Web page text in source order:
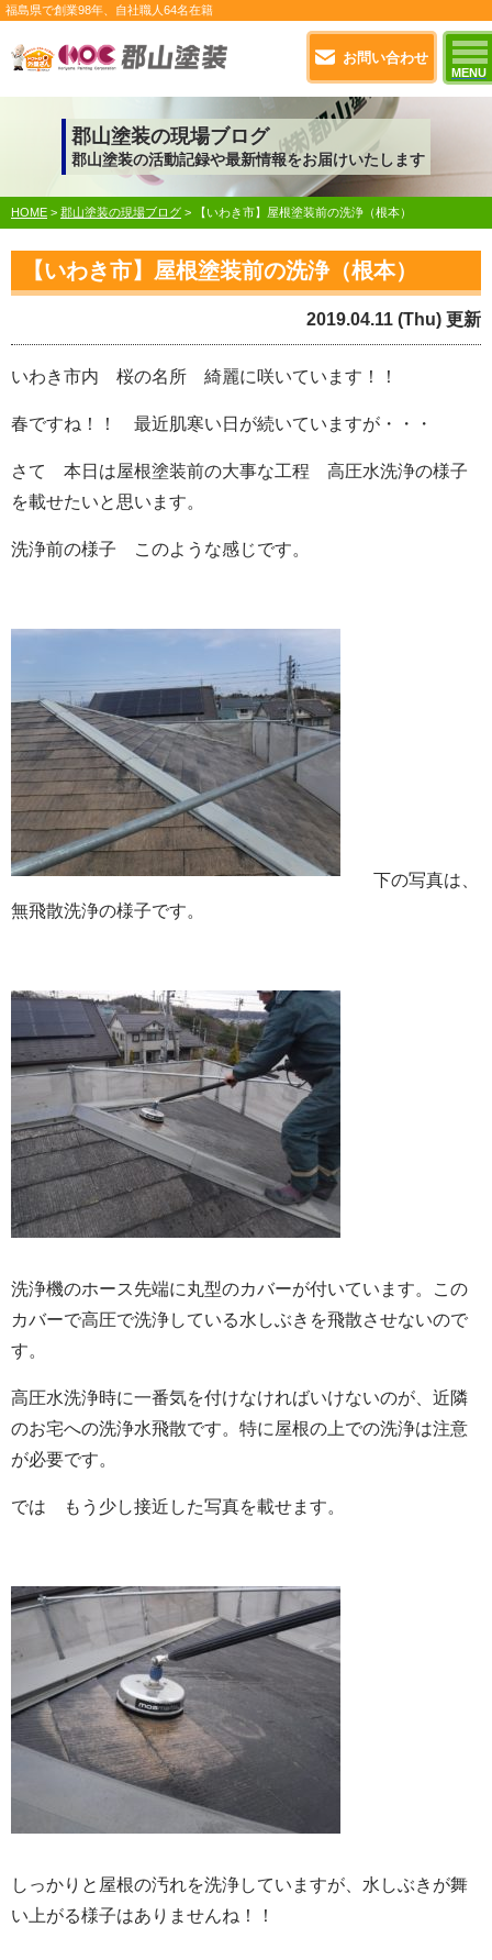
お問い合わせ
MENU
福島県で創業98年 、自社職人 64名在籍
郡山塗装の現場ブログ
郡山塗装の活動記録や最新情報をお届けいたします
HOME > 郡山塗装の現場ブログ > 【いわき市】屋根塗装前の洗浄（根本）
【いわき市】屋根塗装前の洗浄（根本）
2019.04.11 (Thu) 更新
いわき市内 桜の名所 綺麗に咲いています！！
春ですね！！ 最近肌寒い日が続いていますが・・・
さて 本日は屋根塗装前の大事な工程 高圧水洗浄の様子
を載せたいと思います。
洗浄前の様子 このような感じです。
下の写真は、
無飛散洗浄の様子です。
洗浄機のホース先端に丸型のカバーが付いています。この
カバーで高圧で洗浄している水しぶきを飛散させないので
す。
高圧水洗浄時に一番気を付けなければいけないのが、近隣
のお宅への洗浄水飛散です。特に屋根の上での洗浄は注意
が必要です。
では もう少し接近した写真を載せます。
しっかりと屋根の汚れを洗浄していますが、水しぶきが舞
い上がる様子はありませんね！！